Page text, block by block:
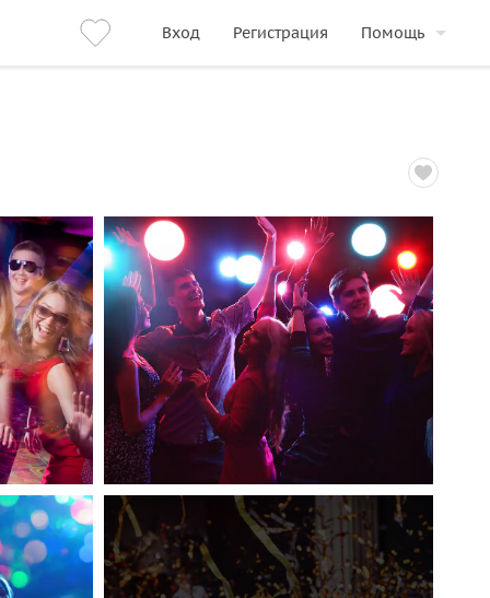
Вход Регистрация Помощь